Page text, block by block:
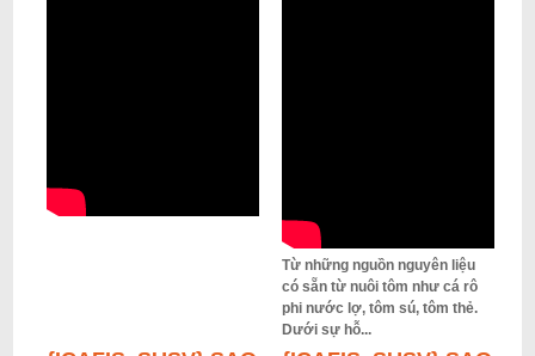
Từ những nguồn nguyên liệu
có sẵn từ nuôi tôm như cá rô
phi nước lợ, tôm sú, tôm thẻ.
Dưới sự hỗ...